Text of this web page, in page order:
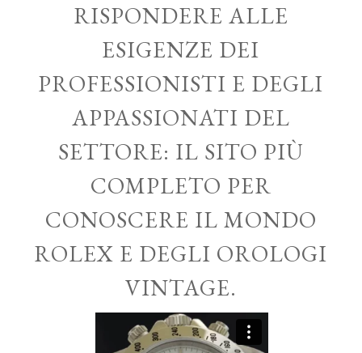
RISPONDERE ALLE
ESIGENZE DEI
PROFESSIONISTI E DEGLI
APPASSIONATI DEL
SETTORE: IL SITO PIÙ
COMPLETO PER
CONOSCERE IL MONDO
ROLEX E DEGLI OROLOGI
VINTAGE.